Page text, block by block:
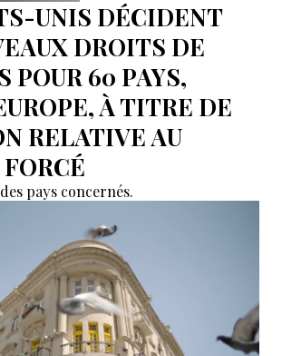
UNIS DÉCIDENT
DROITS DE
POUR 60 PAYS,
À TITRE DE
RELATIVE AU
pays concernés.